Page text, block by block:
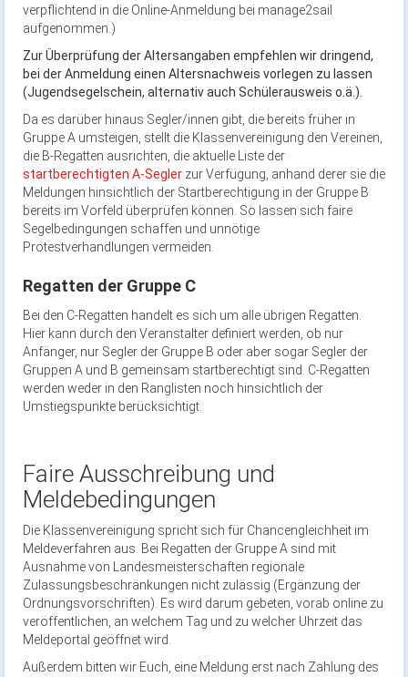
verpflichtend in die Online-Anmeldung bei manage2sail
aufgenommen.)
Zur Überprüfung der Altersangaben empfehlen wir dringend,
bei der Anmeldung einen Altersnachweis vorlegen zu lassen
(Jugendsegelschein, alternativ auch Schülerausweis o.ä.).
Da es darüber hinaus Segler/innen gibt, die bereits früher in
Gruppe A umsteigen, stellt die Klassenvereinigung den Vereinen,
die B-Regatten ausrichten, die aktuelle Liste der
startberechtigten A-Segler zur Verfügung, anhand derer sie die
Meldungen hinsichtlich der Startberechtigung in der Gruppe B
bereits im Vorfeld überprüfen können. So lassen sich faire
Segelbedingungen schaffen und unnötige
Protestverhandlungen vermeiden.
Regatten der Gruppe C
Bei den C-Regatten handelt es sich um alle übrigen Regatten.
Hier kann durch den Veranstalter definiert werden, ob nur
Anfänger, nur Segler der Gruppe B oder aber sogar Segler der
Gruppen A und B gemeinsam startberechtigt sind. C-Regatten
werden weder in den Ranglisten noch hinsichtlich der
Umstiegspunkte berücksichtigt.
Faire Ausschreibung und
Meldebedingungen
Die Klassenvereinigung spricht sich für Chancengleichheit im
Meldeverfahren aus. Bei Regatten der Gruppe A sind mit
Ausnahme von Landesmeisterschaften regionale
Zulassungsbeschränkungen nicht zulässig (Ergänzung der
Ordnungsvorschriften). Es wird darum gebeten, vorab online zu
veröffentlichen, an welchem Tag und zu welcher Uhrzeit das
Meldeportal geöffnet wird.
Außerdem bitten wir Euch, eine Meldung erst nach Zahlung des